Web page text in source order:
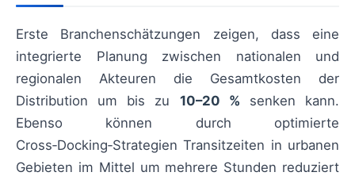
Erste Branchenschätzungen zeigen, dass eine
integrierte Planung zwischen nationalen und
regionalen Akteuren die Gesamtkosten der
Distribution um bis zu 10–20 % senken kann.
Ebenso können durch optimierte
Cross‑Docking‑Strategien Transitzeiten in urbanen
Gebieten im Mittel um mehrere Stunden reduziert